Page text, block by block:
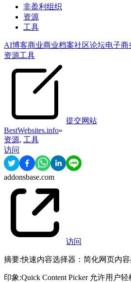
非盈利组织
资源
工具
AI博客商业商业档案社区论坛电子商
资源工具
提交网站
BestWebsites.info»
资源, 工具
访问
addonsbase.com
访问
摘要:快速内容选择器：简化网页内
印象:Quick Content Picker 允许用户